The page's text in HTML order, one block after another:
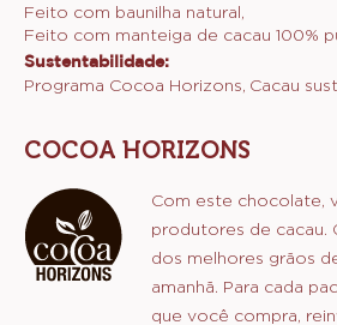
Feito com baunilha natural
Feito com manteiga de cacau 100%
Sustentabilidade:
Programa Cocoa Horizons Cacau
COCOA HORIZONS
Com este chocolate,
produtores de cacau.
dos melhores grãos
amanhã. Para cada
que você compra,